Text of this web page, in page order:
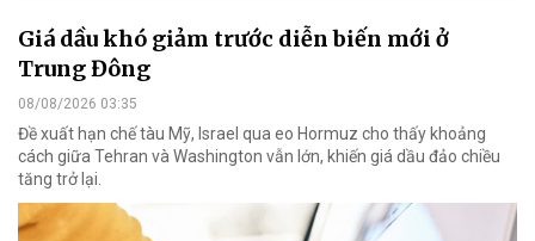
Giá dầu khó giảm trước diễn biến mới ở
Trung Đông
08/08/2026 03:35
Đề xuất hạn chế tàu Mỹ, Israel qua eo Hormuz cho thấy khoảng
cách giữa Tehran và Washington vẫn lớn, khiến giá dầu đảo chiều
tăng trở lại.